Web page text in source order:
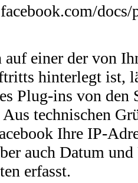
einer der von
hinterlegt ist,
Plug-ins von den
technischen
Ihre IP-
auch Datum
erfasst.